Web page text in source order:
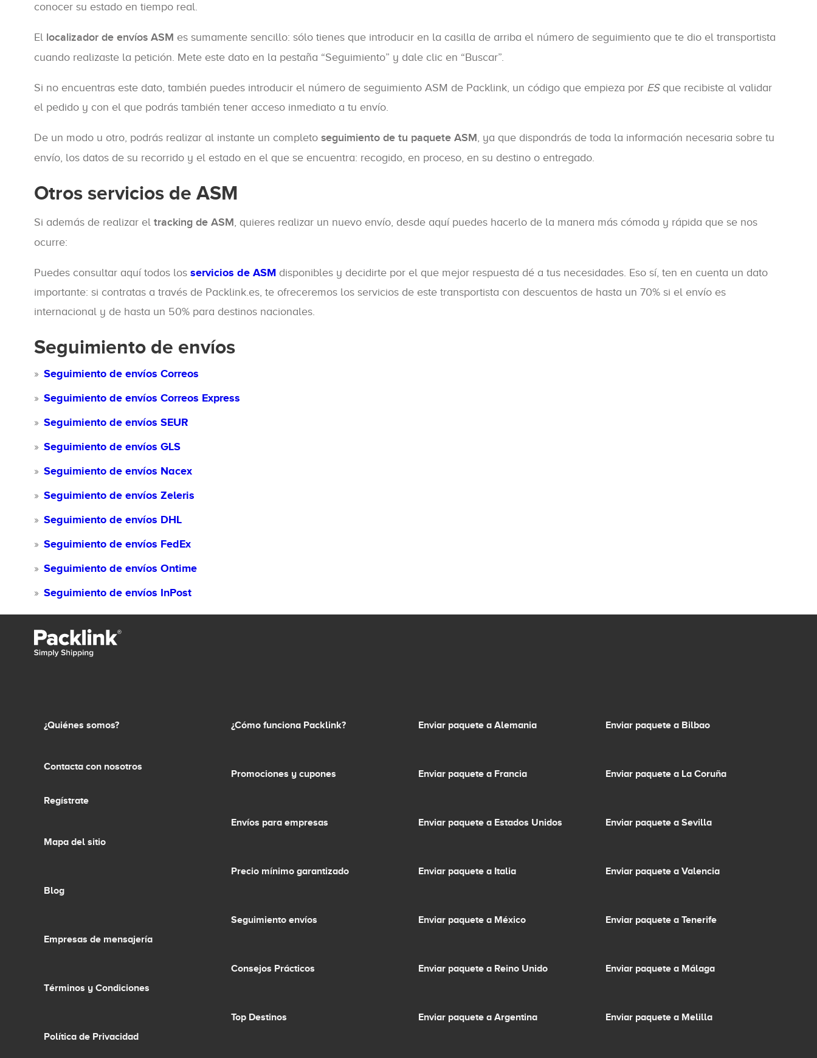
conocer su estado en tiempo real.
El localizador de envíos ASM es sumamente sencillo: sólo tienes que introducir en la casilla de arriba el número de seguimiento que te dio el transportista
cuando realizaste la petición. Mete este dato en la pestaña “Seguimiento” y dale clic en “Buscar”.
Si no encuentras este dato, también puedes introducir el número de seguimiento ASM de Packlink, un código que empieza por ESque recibiste al validar
el pedido y con el que podrás también tener acceso inmediato a tu envío.
De un modo u otro, podrás realizar al instante un completo seguimiento de tu paquete ASM, ya que dispondrás de toda la información necesaria sobre tu
envío, los datos de su recorrido y el estado en el que se encuentra: recogido, en proceso, en su destino o entregado.
Otros servicios de ASM
Si además de realizar el tracking de ASM, quieres realizar un nuevo envío, desde aquí puedes hacerlo de la manera más cómoda y rápida que se nos
ocurre:
Puedes consultar aquí todos los servicios de ASM disponibles y decidirte por el que mejor respuesta dé a tus necesidades. Eso sí, ten en cuenta un dato
importante: si contratas a través de Packlink.es, te ofreceremos los servicios de este transportista con descuentos de hasta un 70% si el envío es
internacional y de hasta un 50% para destinos nacionales.
Seguimiento de envíos
Seguimiento de envíos Correos
Seguimiento de envíos Correos Express
Seguimiento de envíos SEUR
Seguimiento de envíos GLS
Seguimiento de envíos Nacex
Seguimiento de envíos Zeleris
Seguimiento de envíos DHL
Seguimiento de envíos FedEx
Seguimiento de envíos Ontime
Seguimiento de envíos InPost
¿Quiénes somos?
Contacta con nosotros
Regístrate
Mapa del sitio
Blog
Empresas de mensajería
Términos y Condiciones
Política de Privacidad
¿Cómo funciona Packlink?
Promociones y cupones
Envíos para empresas
Precio mínimo garantizado
Seguimiento envíos
Consejos Prácticos
Top Destinos
Enviar paquete a Alemania
Enviar paquete a Francia
Enviar paquete a Estados Unidos
Enviar paquete a Italia
Enviar paquete a México
Enviar paquete a Reino Unido
Enviar paquete a Argentina
Enviar paquete a Bilbao
Enviar paquete a La Coruña
Enviar paquete a Sevilla
Enviar paquete a Valencia
Enviar paquete a Tenerife
Enviar paquete a Málaga
Enviar paquete a Melilla